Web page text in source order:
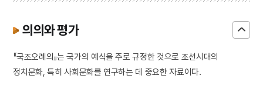
의의와 평가
『국조오례의』는 국가의 예식을 주로 규정한 것으로 조선시대의
정치문화, 특히 사회문화를 연구하는 데 중요한 자료이다.